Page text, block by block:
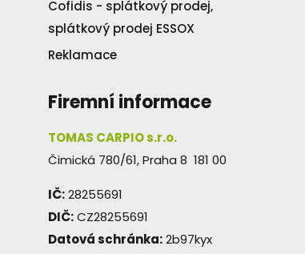
Cofidis - splátkový prodej,
splátkový prodej ESSOX
Reklamace
Firemní informace
TOMAS CARPIO s.r.o.
Čimická 780/61, Praha 8 181 00
IČ:28255691
DIČ:CZ28255691
Datová schránka:2b97kyx